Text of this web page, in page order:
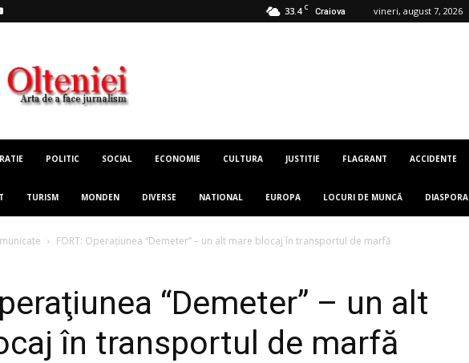
33.4 C Craiova vineri, august 7, 2026
POLITIC SOCIAL ECONOMIE CULTURA JUSTITIE FLAGRANT ACCIDENTE
TURISM MONDEN DIVERSE NATIONAL EUROPA LOCURI DE MUNCĂ DIASPORA
FORT: Operaţiunea “Demeter” – un alt mare blocaj în transportul de marfă
“Demeter” – un alt
în transportul de marfă